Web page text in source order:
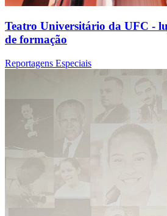
Teatro Universitário da UFC -
de formação
Reportagens Especiais